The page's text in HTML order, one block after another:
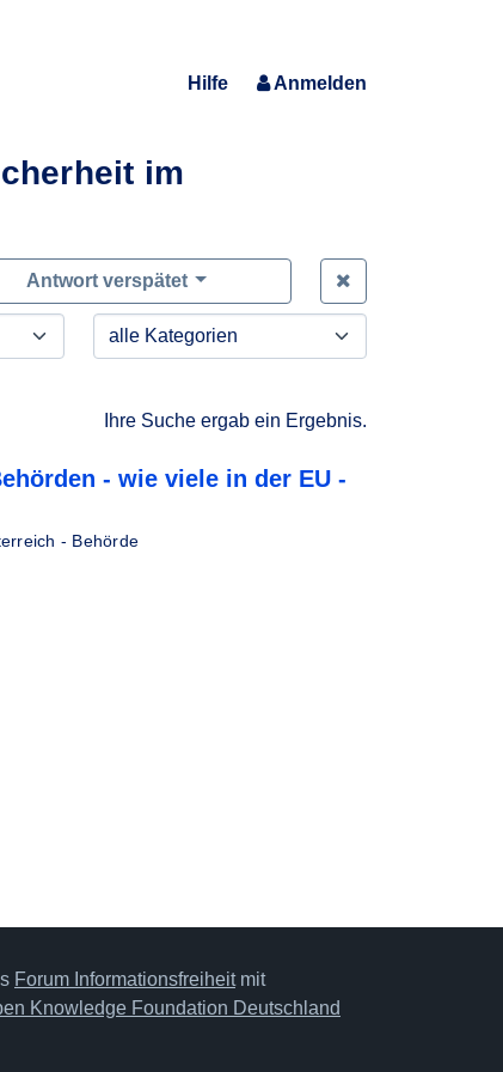
Hilfe Anmelden
im
Antwort verspätet
Ihre Suche ergab ein Ergebnis.
- wie viele in der EU -
- Behörde
Forum Informationsfreiheitmit
Knowledge Foundation Deutschland